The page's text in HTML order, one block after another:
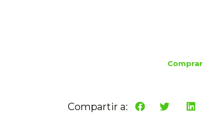
Comprar
Compartir a: